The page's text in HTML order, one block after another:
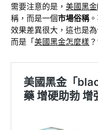
需要注意的是，美國黑
稱，而是一個市場俗稱
效果差異很大，這也是
而是「美國黑金怎麼樣